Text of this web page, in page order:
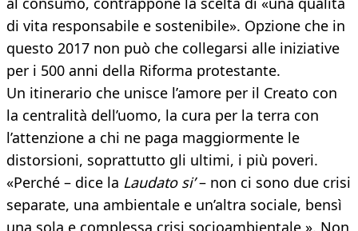
di vita responsabile e sostenibile». Opzione che in
questo 2017 non può che collegarsi alle iniziative
per i 500 anni della Riforma protestante.
Un itinerario che unisce l’amore per il Creato con
la centralità dell’uomo, la cura per la terra con
l’attenzione a chi ne paga maggiormente le
distorsioni, soprattutto gli ultimi, i più poveri.
«Perché – dice la Laudato si’– non ci sono due crisi
separate, una ambientale e un’altra sociale, bensì
una sola e complessa crisi socioambientale ». Non